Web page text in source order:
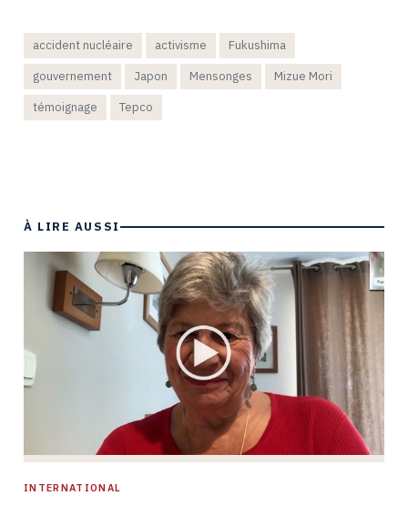
accident nucléaire activisme
Fukushima
gouvernement
Japon Mensonges
Mizue Mori
témoignage
Tepco
À LIRE AUSSI
INTERNATIONAL